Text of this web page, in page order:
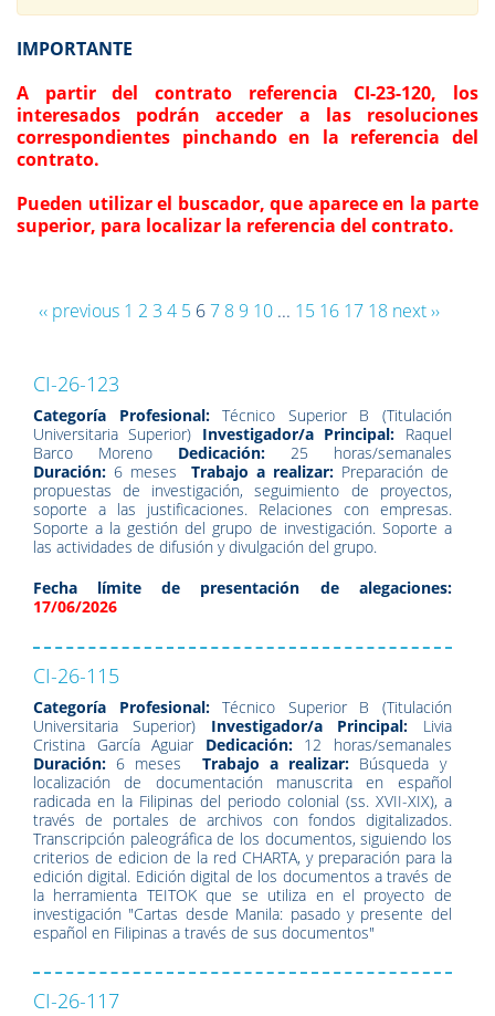
IMPORTANTE
A partir del contrato referencia CI-23-120, los
interesados podrán acceder a las resoluciones
correspondientes pinchando en la referencia del
contrato.
Pueden utilizar el buscador, que aparece en la parte
superior, para localizar la referencia del contrato.
‹‹ previous 1 2 3 4 5 6 7 8 9 10... 15 16 17 18 next ››
CI-26-123
Categoría Profesional:Técnico Superior B (Titulación
Universitaria Superior) Investigador/a Principal: Raquel
Barco Moreno Dedicación: 25 horas/semanales
Duración: 6 mesesTrabajo a realizar: Preparación de
propuestas de investigación, seguimiento de proyectos,
soporte a las justificaciones. Relaciones con empresas.
Soporte a la gestión del grupo de investigación. Soporte a
las actividades de difusión y divulgación del grupo.
Fecha límite de presentación de alegaciones:
17/06/2026
CI-26-115
Categoría Profesional:Técnico Superior B (Titulación
Universitaria Superior) Investigador/a Principal: Livia
Cristina García Aguiar Dedicación: 12 horas/semanales
Duración: 6 meses Trabajo a realizar: Búsqueda y
localización de documentación manuscrita en español
radicada en la Filipinas del periodo colonial (ss. XVII-XIX), a
través de portales de archivos con fondos digitalizados.
Transcripción paleográfica de los documentos, siguiendo los
criterios de edicion de la red CHARTA, y preparación para la
edición digital. Edición digital de los documentos a través de
la herramienta TEITOK que se utiliza en el proyecto de
investigación "Cartas desde Manila: pasado y presente del
español en Filipinas a través de sus documentos"
CI-26-117